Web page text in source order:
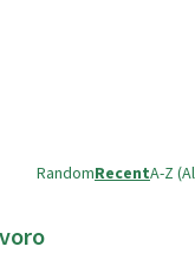
RandomRecentA-Z